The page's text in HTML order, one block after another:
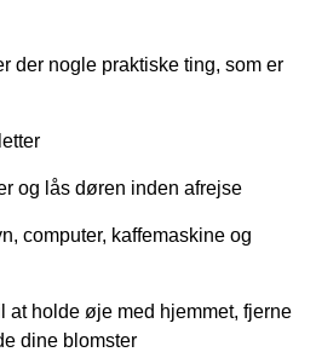
der nogle praktiske ting, som er
og lås døren inden afrejse
computer, kaffemaskine og
at holde øje med hjemmet, fjerne
dine blomster